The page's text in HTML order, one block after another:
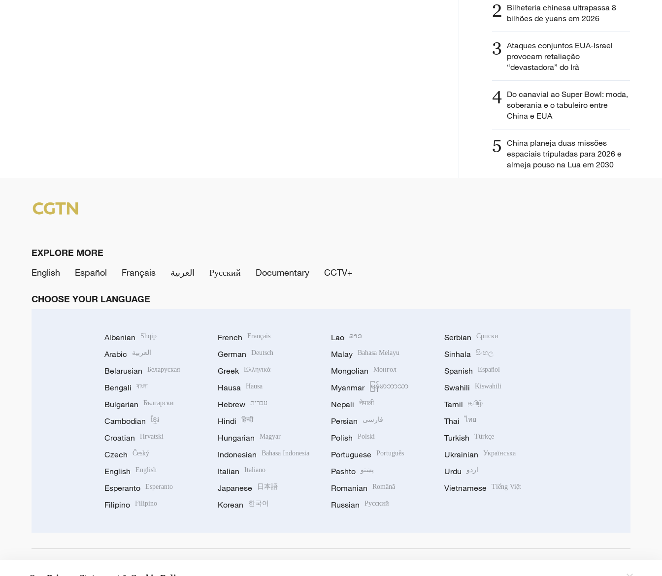
2 Bilheteria chinesa ultrapassa 8
bilhões de yuans em 2026
3 Ataques conjuntos EUA-Israel
provocam retaliação
“devastadora” do Irã
4 Do canavial ao Super Bowl: moda,
soberania e o tabuleiro entre
China e EUA
5 China planeja duas missões
espaciais tripuladas para 2026 e
almeja pouso na Lua em 2030
EXPLORE MORE
English
Español Français العربية Русский Documentary CCTV+
CHOOSE YOUR LANGUAGE
Albanian Shqip
Arabic العربية
Belarusian Беларуская
Bengali বাংলা
Bulgarian Български
Cambodian ខ្មែរ
Croatian Hrvatski
Czech Český
English English
Esperanto Esperanto
Filipino Filipino
French Français
German Deutsch
Greek Ελληνικά
Hausa Hausa
Hebrew עברית
Hindi हिन्दी
Hungarian Magyar
Indonesian Bahasa Indonesia
Italian Italiano
Japanese 日本語
Korean 한국어
Lao ລາວ
Malay Bahasa Melayu
Mongolian Монгол
Myanmar မြန်မာဘာသာ
Nepali नेपाली
Persian فارسی
Polish Polski
Portuguese Português
Pashto پښتو
Romanian Română
Russian Русский
Serbian Српски
Sinhala සිංහල
Spanish Español
Swahili Kiswahili
Tamil தமிழ்
Thai ไทย
Turkish Türkçe
Ukrainian Українська
Urdu اردو
Vietnamese Tiếng Việt